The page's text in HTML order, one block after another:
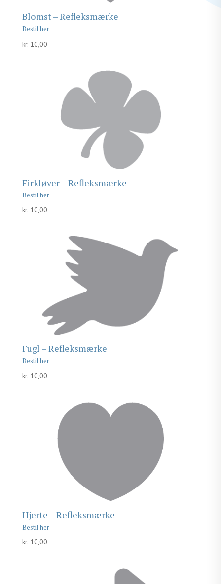
Blomst – Refleksmærke
kr.10,00
Firkløver – Refleksmærke
kr.10,00
Fugl – Refleksmærke
kr.10,00
Hjerte – Refleksmærke
kr.10,00